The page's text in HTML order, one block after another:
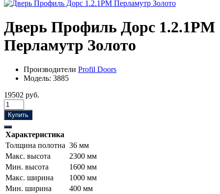
Дверь Профиль Дорс 1.2.1PM
Перламутр Золото
Производители Profil Doors
Модель: 3885
19502 руб.
Купить
Характеристика
Толщина полотна 36 мм
Макс. высота
2300 мм
Мин. высота
1600 мм
Макс. ширина
1000 мм
Мин. ширина
400 мм